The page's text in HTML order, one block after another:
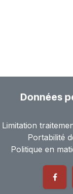
Données
Limitation
Portabilité
Politique en